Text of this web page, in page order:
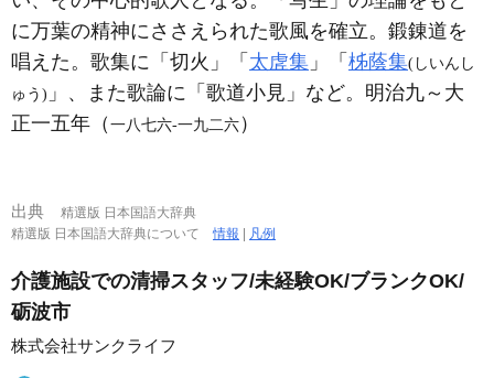
に万葉の精神にささえられた歌風を確立。鍛錬道を
唱えた。歌集に「切火」「 太虗集 」「 柹蔭集(しいんし
ゅう) 」、また歌論に「歌道小見」など。明治九～大
正一五年（一八七六‐一九二六）
出典
精選版 日本国語大辞典
精選版 日本国語大辞典について情報 凡例
介護施設での清掃スタッフ/未経験OK/ブランクOK/
砺波市
株式会社サンクライフ